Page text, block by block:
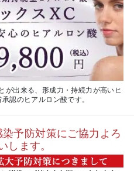
が出来る、形成力・持続力が高いヒ
認のヒアルロン酸です。
予防対策にご協力よろ
します。